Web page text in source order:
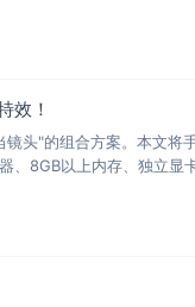
效！
头"的组合方案。本文将